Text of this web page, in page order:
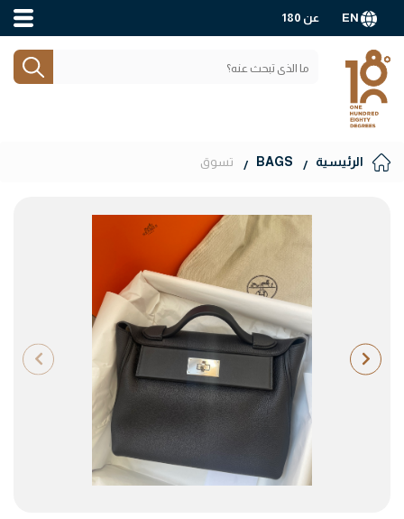
عن 180
الرئيسية BAGS تسوق